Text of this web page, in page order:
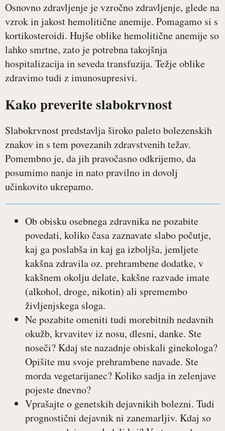
Osnovno zdravljenje je vzročno zdravljenje, glede na
vzrok in jakost hemolitične anemije. Pomagamo si s
kortikosteroidi. Hujše oblike hemolitične anemije so
lahko smrtne, zato je potrebna takojšnja
hospitalizacija in seveda transfuzija. Težje oblike
zdravimo tudi z imunosupresivi.
Kako preverite slabokrvnost
Slabokrvnost predstavlja široko paleto bolezenskih
znakov in s tem povezanih zdravstvenih težav.
Pomembno je, da jih pravočasno odkrijemo, da
posumimo nanje in nato pravilno in dovolj
učinkovito ukrepamo.
Ob obisku osebnega zdravnika ne pozabite
povedati, koliko časa zaznavate slabo počutje,
kaj ga poslabša in kaj ga izboljša, jemljete
kakšna zdravila oz. prehrambene dodatke, v
kakšnem okolju delate, kakšne razvade imate
(alkohol, droge, nikotin) ali spremembo
življenjskega sloga.
Ne pozabite omeniti tudi morebitnih nedavnih
okužb, krvavitev iz nosu, dlesni, danke. Ste
noseči? Kdaj ste nazadnje obiskali ginekologa?
Opišite mu svoje prehrambene navade. Ste
morda vegetarijanec? Koliko sadja in zelenjave
pojeste dnevno?
Vprašajte o genetskih dejavnikih bolezni. Tudi
prognostični dejavnik ni zanemarljiv. Kdaj so